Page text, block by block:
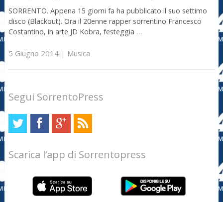
SORRENTO. Appena 15 giorni fa ha pubblicato il suo settimo
disco (Blackout). Ora il 20enne rapper sorrentino Francesco
Costantino, in arte JD Kobra, festeggia …
5 Giugno 2014| Musica
Segui SorrentoPress
Scarica l’app di Sorrentopress